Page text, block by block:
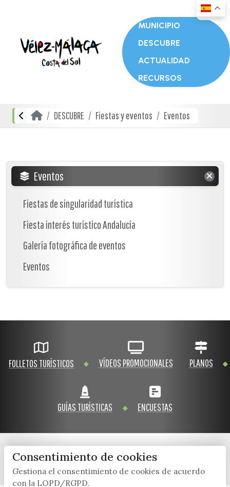
MUNICIPIO
DESCUBRE
ACTUALIDAD
RECURSOS
DESCUBRE Fiestas y eventos Eventos
Eventos
Fiestas de singularidad turística
Fiesta interés turístico Andalucía
Galería fotográfica de eventos
Eventos
FOLLETOS TURÍSTICOS VÍDEOS PROMOCIONALES PLANOS
GUÍAS TURÍSTICAS ENCUESTAS
x / twitter facebook youtube instagram
Consentimiento de cookies
Gestiona el consentimiento de cookies de acuerdo
con la LOPD/RGPD.